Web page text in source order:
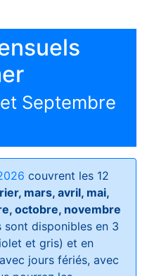
Septembre
couvrent les 12
mars, avril, mai,
octobre, novembre
sont disponibles en 3
et gris) et en
jours fériés, avec